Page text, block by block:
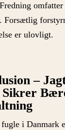
Fredning
Forsætlig
er ulovligt.
–
Sikrer
fugle i Danmark